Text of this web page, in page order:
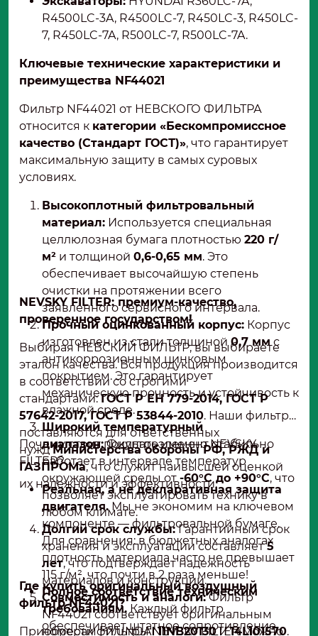
R4500LC-3A, R4500LC-7, R450LC-3, R450LC-
7, R450LC-7A, R500LC-7, R500LC-7A.
Ключевые технические характеристики и
преимущества NF44021
Фильтр NF44021 от НЕВСКОГО ФИЛЬТРА
относится к категории «Бескомпромиссное
качество (Стандарт ГОСТ)», что гарантирует
максимальную защиту в самых суровых
условиях.
Высокоплотный фильтровальный
материал: Используется специальная
целлюлозная бумага плотностью 220 г/
м² и толщиной 0,6-0,65 мм. Это
обеспечивает высочайшую степень
очистки на протяжении всего
заявленного сервисного интервала.
Прочный оцинкованный корпус: Корпус
изготовлен из стали толщиной0,7 ммс
антикоррозионным цинковым
покрытием. Это гарантирует
механическую прочность и устойчивость к
влажной среде.
Широкий температурный
диапазон:Фильтроэлемент стабильно
работает в интервале температур
окружающей среды от-60°C до +90°C, что
позволяет эксплуатировать технику в
любом климате.
Долгий срок службы:Гарантийный срок
хранения и эксплуатации составляет5
лет, что подтверждает надежность
материалов и конструкции.
Совместимость и аналоги:Фильтр
NF44021 соответствует оригинальным
номерам HYUNDAI11NB20130и14L101570.
NEVSKY FILTER: премиум-качество,
проверенное государством!
Выбирая НЕВСКИЙ ФИЛЬТР, вы выбираете
эталон качества. Вся продукция производится
в соответствии со строгими
стандартами:ГОСТ Р ЕН 779-2014, ГОСТ Р
57642-2017, ГОСТ Р 53844-2010. Наши фильтры
поставляются для ответственных
нуждМинистерства обороны РФ, РЖД и
ГАЗПРОМа, что служит наивысшей оценкой
их надежности и эффективности.
Почему стоит покупать именно NEVSKY
FILTER?
Реальная, а не декларативная защита
двигателя.Мы не экономим на ключевом
компоненте — фильтровальной бумаге.
Для сравнения: в бюджетных аналогах
плотность материала часто не превышает
115 г/м², что почти в 2 раза меньше!
Полное соответствие техническим
требованиям.Каждый фильтр
обеспечивает штатное сопротивление
Где купить оригинальный воздушный
фильтр NF44021?
Приобрести фильтры NEVSKY FILTER можно